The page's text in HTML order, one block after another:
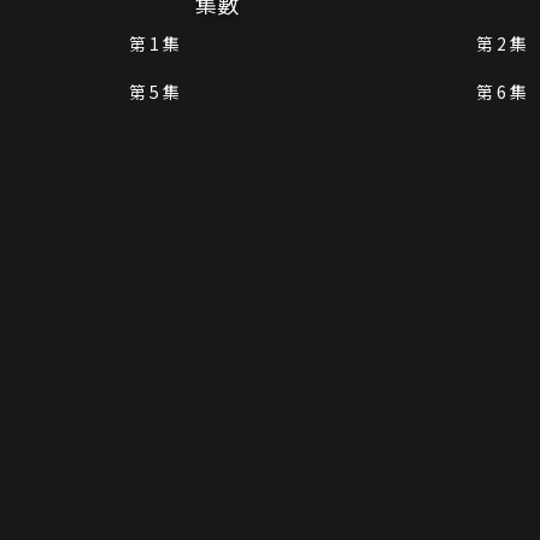
第 1 集 第 2 集
第 5 集
第 6 集